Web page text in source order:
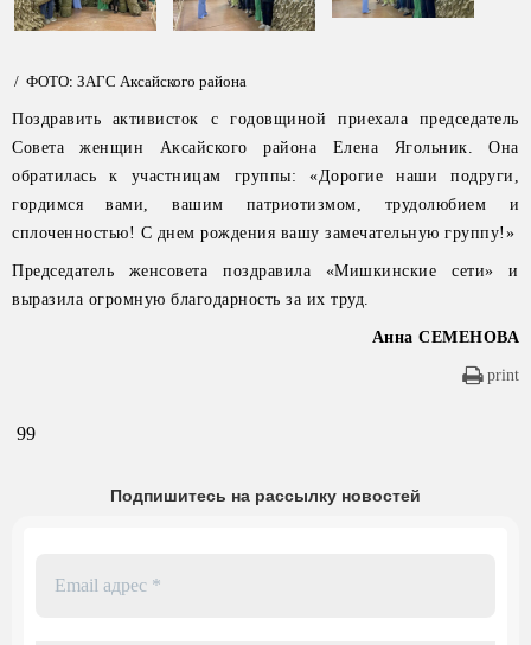
/ ФОТО: ЗАГС Аксайского района
Поздравить активисток с годовщиной приехала председатель
Совета женщин Аксайского района Елена Ягольник. Она
обратилась к участницам группы: «Дорогие наши подруги,
гордимся вами, вашим патриотизмом, трудолюбием и
сплоченностью! С днем рождения вашу замечательную группу!»
Председатель женсовета поздравила «Мишкинские сети» и
выразила огромную благодарность за их труд.
Анна СЕМЕНОВА
print
99
Подпишитесь на рассылку новостей